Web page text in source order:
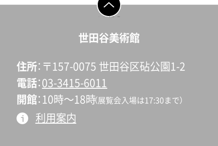
能 Tanuma
館 Setagaya Art
東京 わが残像 1948-1964
展にあわせて刊行〕
く、そして夢と希望が託され
ミューズアミューズは、旬の
素材。菜の花、桜エビなどでつ
くったソースを添えた帆立
貝。そして、同じプレートに、
サラダ、トマトをつかったや
さしい味付けが特徴のパス
才を迎える写真家・田沼武能
ら1964年の東京オリンピック
開催の年にかけて撮影された
そして会場のところどころに
は、懐かしい記憶がよみがえ
る、当時の「すごろく」や「めん
ページの先頭へ戻
世田谷美術館
住所 〒157-0075 世田谷区砧公園1-2
電話 03-3415-6011
開館 10時〜18時（展覧会入場は17:30まで）
利用案内